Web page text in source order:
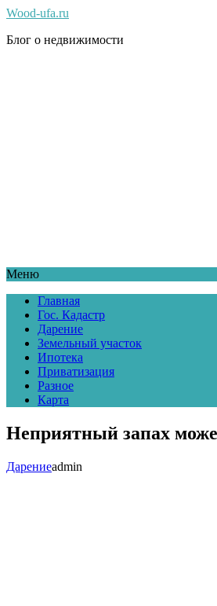
Wood-ufa.ru
Блог о недвижимости
Меню
Главная
Гос. Кадастр
Дарение
Земельный участок
Ипотека
Приватизация
Разное
Карта
Неприятный запах
Дарениеadmin